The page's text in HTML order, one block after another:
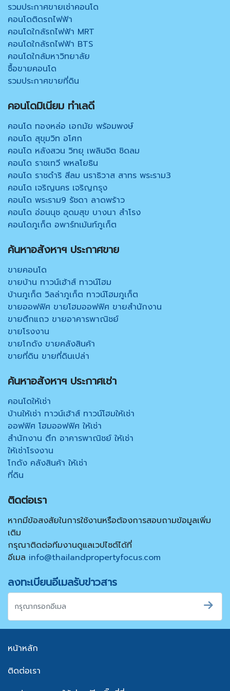
รวมประกาศขายเช่าคอนโด
คอนโดติดรถไฟฟ้า
คอนโดใกล้รถไฟฟ้า MRT
คอนโดใกล้รถไฟฟ้า BTS
คอนโดใกล้มหาวิทยาลัย
ซื้อขายคอนโด
รวมประกาศขายที่ดิน
คอนโดมิเนียม ทำเลดี
คอนโด ทองหล่อ เอกมัย พร้อมพงษ์
คอนโด สุขุมวิท อโศก
คอนโด หลังสวน วิทยุ เพลินจิต ชิดลม
คอนโด ราชเทวี พหลโยธิน
คอนโด ราชดำริ สีลม นราธิวาส สาทร พระราม3
คอนโด เจริญนคร เจริญกรุง
คอนโด พระราม9 รัชดา ลาดพร้าว
คอนโด อ่อนนุช อุดมสุข บางนา สำโรง
คอนโดภูเก็ต อพาร์ทเม้นท์ภูเก็ต
ค้นหาอสังหาฯ ประกาศขาย
ขายคอนโด
ขายบ้าน ทาวน์เฮ้าส์ ทาวน์โฮม
บ้านภูเก็ต วิลล่าภูเก็ต ทาวน์โฮมภูเก็ต
ขายออฟฟิศ ขายโฮมออฟฟิศ ขายสำนักงาน
ขายตึกแถว ขายอาคารพาณิชย์
ขายโรงงาน
ขายโกดัง ขายคลังสินค้า
ขายที่ดิน ขายที่ดินเปล่า
ค้นหาอสังหาฯ ประกาศเช่า
คอนโดให้เช่า
บ้านให้เช่า ทาวน์เฮ้าส์ ทาวน์โฮมให้เช่า
ออฟฟิศ โฮมออฟฟิศ ให้เช่า
สำนักงาน ตึก อาคารพาณิชย์ ให้เช่า
ให้เช่าโรงงาน
โกดัง คลังสินค้า ให้เช่า
ที่ดิน
ติดต่อเรา
หากมีข้อสงสัยในการใช้งานหรือต้องการสอบถามข้อมูลเพิ่ม
เติม
กรุณาติดต่อทีมงานดูแลเวปไซต์ได้ที่
อีเมล info@thailandpropertyfocus.com
ลงทะเบียนอีเมลรับข่าวสาร
หน้าหลัก
ติดต่อเรา